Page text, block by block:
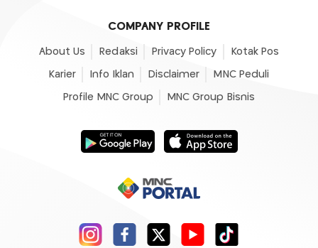
COMPANY PROFILE
About Us Redaksi Privacy Policy Kotak Pos
Karier Info Iklan Disclaimer MNC Peduli
Profile MNC Group MNC Group Bisnis